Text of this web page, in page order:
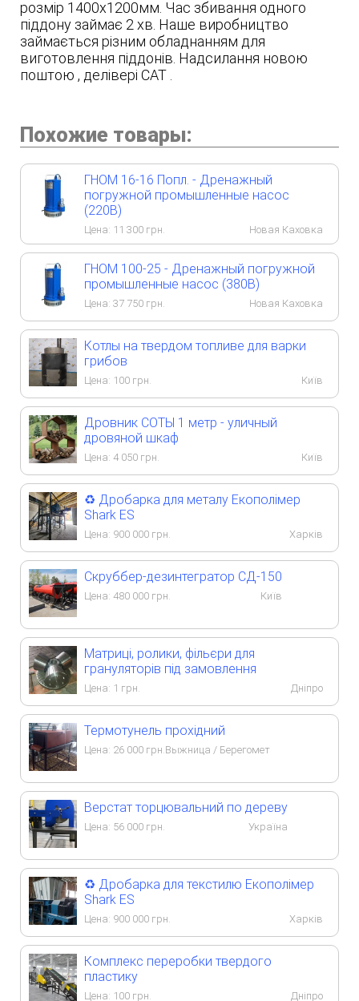
розмір 1400x1200мм. Час збивання одного
піддону займає 2 хв. Наше виробництво
займається різним обладнанням для
виготовлення піддонів. Надсилання новою
поштою , делівері CAT .
Похожие товары:
ГНОМ 16-16 Попл. - Дренажный
погружной промышленные насос
(220В)
Цена: 11 300 грн. Новая Каховка
ГНОМ 100-25 - Дренажный погружной
промышленные насос (380В)
Цена: 37 750 грн. Новая Каховка
Котлы на твердом топливе для варки
грибов
Цена: 100 грн. Київ
Дровник СОТЫ 1 метр - уличный
дровяной шкаф
Цена: 4 050 грн. Київ
♻️ Дробарка для металу Екополімер
Shark ES
Цена: 900 000 грн. Харків
Скруббер-дезинтегратор СД-150
Цена: 480 000 грн. Київ
Матриці, ролики, фільєри для
грануляторів під замовлення
Цена: 1 грн. Дніпро
Термотунель прохідний
Цена: 26 000 грн.Выжница / Берегомет
Верстат торцювальний по дереву
Цена: 56 000 грн. Україна
♻️ Дробарка для текстилю Екополімер
Shark ES
Цена: 900 000 грн. Харків
Комплекс переробки твердого
пластику
Цена: 100 грн. Дніпро